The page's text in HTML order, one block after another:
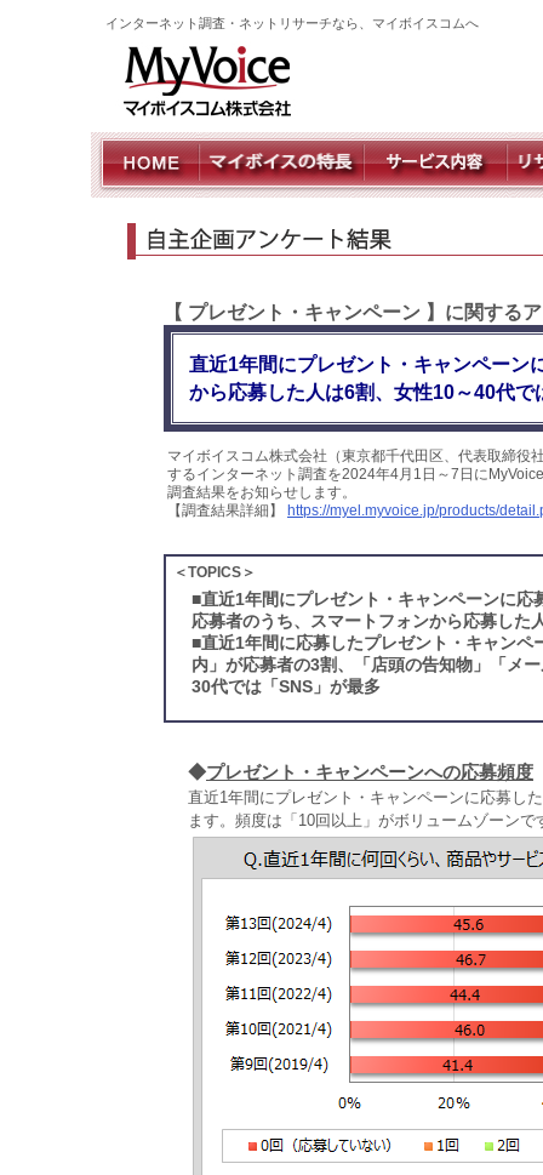
インターネット調査・ネットリサーチなら、マイボイスコムへ
【 プレゼント・キャンペーン 】に関する
直近1年間にプレゼント・キャンペーン
から応募した人は6割、女性10～40代で
マイボイスコム株式会社（東京都千代田区、代表取締
するインターネット調査を2024年4月1日～7日に
調査結果をお知らせします。
【調査結果詳細】
https://myel.myvoice.jp/products/
＜TOPICS＞
■直近1年間にプレゼント・キャンペーンに
応募者のうち、スマートフォンから応募した
■直近1年間に応募したプレゼント・キャン
内」が応募者の3割、「店頭の告知物」「メ
30代では「SNS」が最多
◆プレゼント・キャンペーンへの応募頻度
直近1年間にプレゼント・キャンペーンに応募し
ます。頻度は「10回以上」がボリュームゾーンで